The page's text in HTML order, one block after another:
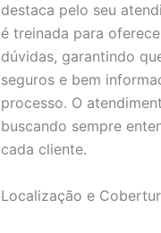
destaca pelo seu
é treinada para
dúvidas, garantindo
seguros e bem
processo. O
buscando sempre
cada cliente.
Localização e